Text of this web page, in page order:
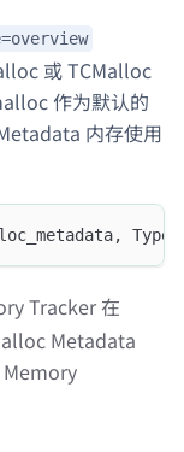
或 TCMalloc
作为默认的
内存使用
Tracker 在
Metadata
Memory